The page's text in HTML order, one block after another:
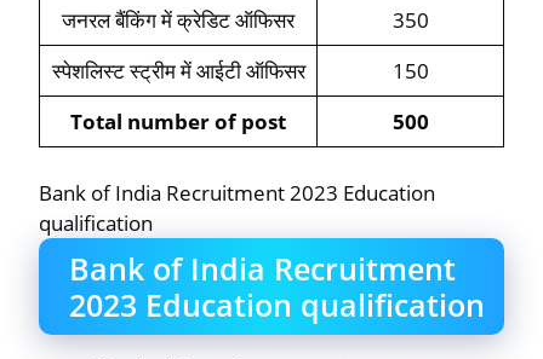
जनरल बैंकिंग में क्रेडिट ऑफिसर
350
स्पेशलिस्ट स्ट्रीम में आईटी ऑफिसर
150
Total number of post
500
Bank of India Recruitment 2023 Education
qualification
Bank of India Recruitment
2023 Education qualification